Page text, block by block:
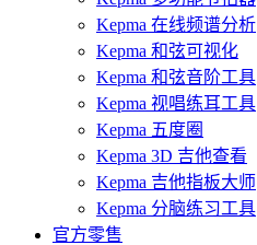
Kepma 在线频谱分析
Kepma 和弦可视化
Kepma 和弦音阶工具
Kepma 视唱练耳工具
Kepma 五度圈
Kepma 3D 吉他查看
Kepma 吉他指板大师
Kepma 分脑练习工具
官方零售